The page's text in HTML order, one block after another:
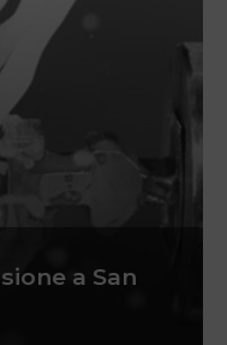
a San